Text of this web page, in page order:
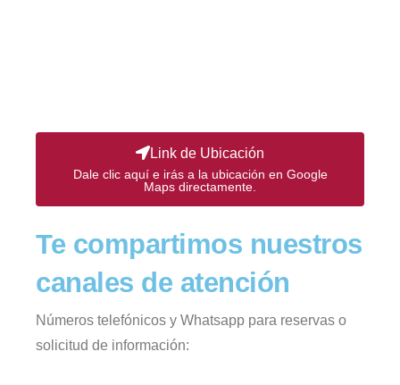
Link de Ubicación
Dale clic aquí e irás a la ubicación en Google
Maps directamente.
Te compartimos nuestros
canales de atención
Números telefónicos y Whatsapp para reservas o
solicitud de información: